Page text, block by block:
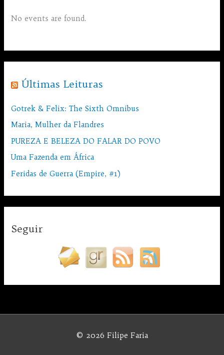
No events are found.
Últimas Leituras
Gotrek & Felix: The Sixth Omnibus
Maria, Mulher da Flandres
PUREZA E BELEZA DO FALAR DO POVO
Uma Fazenda em África
Feridas de Guerra (Empire, #1)
Seguir
© 2026 Filipe Faria